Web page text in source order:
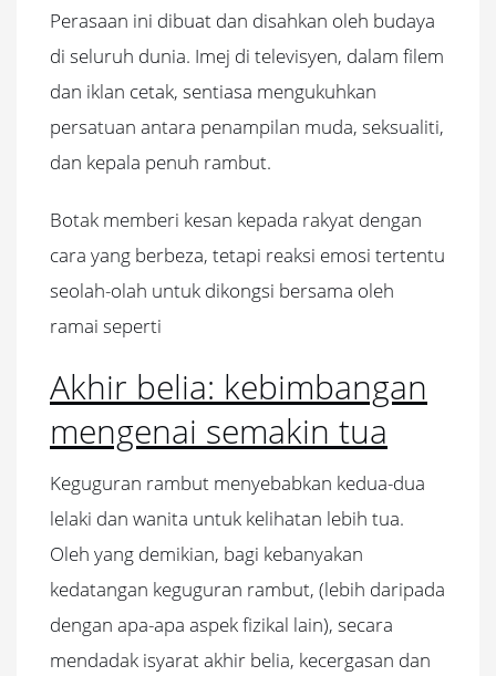
Perasaan ini dibuat dan disahkan oleh budaya
di seluruh dunia. Imej di televisyen, dalam filem
dan iklan cetak, sentiasa mengukuhkan
persatuan antara penampilan muda, seksualiti,
dan kepala penuh rambut.
Botak memberi kesan kepada rakyat dengan
cara yang berbeza, tetapi reaksi emosi tertentu
seolah-olah untuk dikongsi bersama oleh
ramai seperti
Akhir belia: kebimbangan
mengenai semakin tua
Keguguran rambut menyebabkan kedua-dua
lelaki dan wanita untuk kelihatan lebih tua.
Oleh yang demikian, bagi kebanyakan
kedatangan keguguran rambut, (lebih daripada
dengan apa-apa aspek fizikal lain), secara
mendadak isyarat akhir belia, kecergasan dan